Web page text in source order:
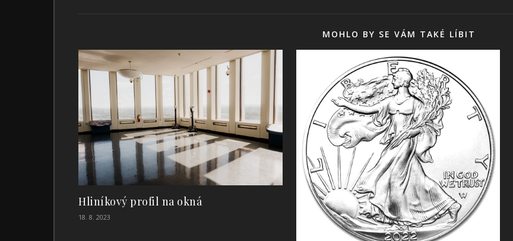
MOHLO BY SE VÁM TAKÉ LÍBIT
Hliníkový profil na okná
18. 8. 2023